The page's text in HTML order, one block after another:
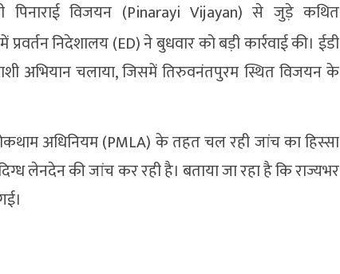
विजयन (Pinarayi Vijayan) से जुड़े कथित
निदेशालय (ED) ने बुधवार को बड़ी कार्रवाई की। ईडी
अभियान चलाया, जिसमें तिरुवनंतपुरम स्थित विजयन के
रोकथाम अधिनियम (PMLA) के तहत चल रही जांच का हिस्सा
लेनदेन की जांच कर रही है। बताया जा रहा है कि राज्यभर